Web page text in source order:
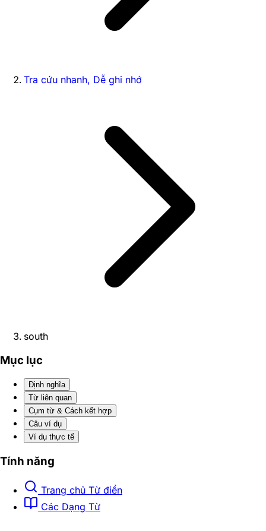
Tra cứu nhanh, Dễ ghi nhớ
south
Mục lục
Định nghĩa
Từ liên quan
Cụm từ & Cách kết hợp
Câu ví dụ
Ví dụ thực tế
Tính năng
Trang chủ Từ điển
Các Dạng Từ